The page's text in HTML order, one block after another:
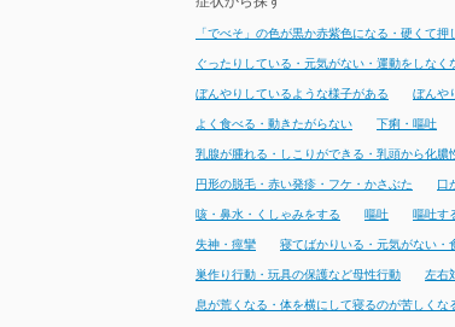
「でべそ」の色が黒か赤紫色になる・硬くて
ぐったりしている・元気がない・運動をしなく
ぼんやりしているような様子がある ぼんや
よく食べる・動きたがらない 下痢・嘔吐
乳腺が腫れる・しこりができる・乳頭から化膿
円形の脱毛・赤い発疹・フケ・かさぶた 口
咳・鼻水・くしゃみをする 嘔吐 嘔吐す
失神・痙攣 寝てばかりいる・元気がない・
巣作り行動・玩具の保護など母性行動 左右
息が荒くなる・体を横にして寝るのが苦しくな